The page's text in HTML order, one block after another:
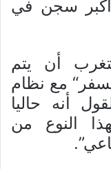
أكبر سجن في
أن يتم
مع نظام
أنه حاليا
النوع من